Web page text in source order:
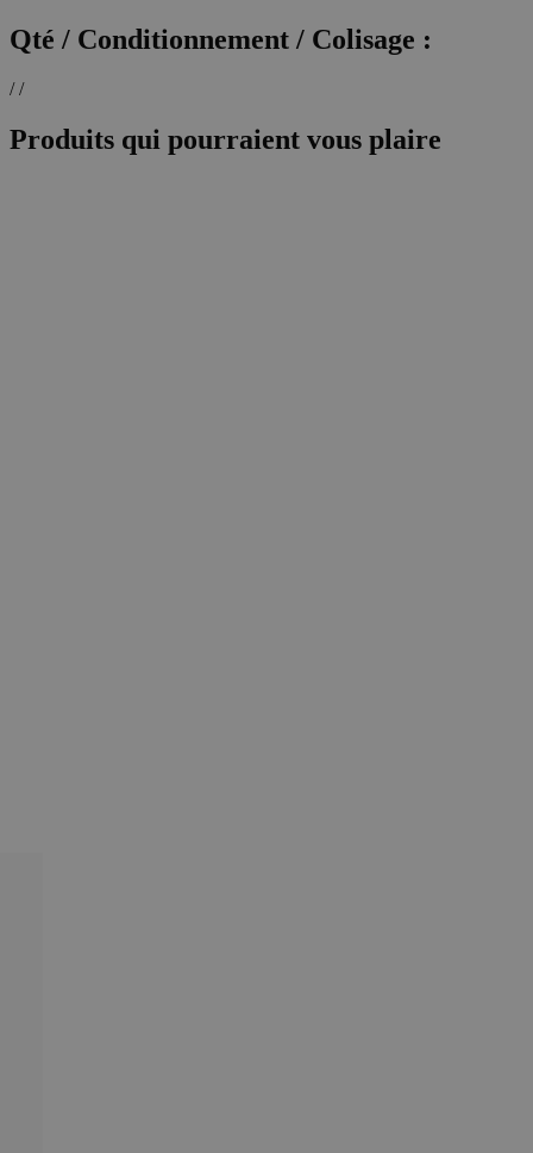
Qté / Conditionnement / Colisage :
/ /
Produits qui pourraient vous plaire